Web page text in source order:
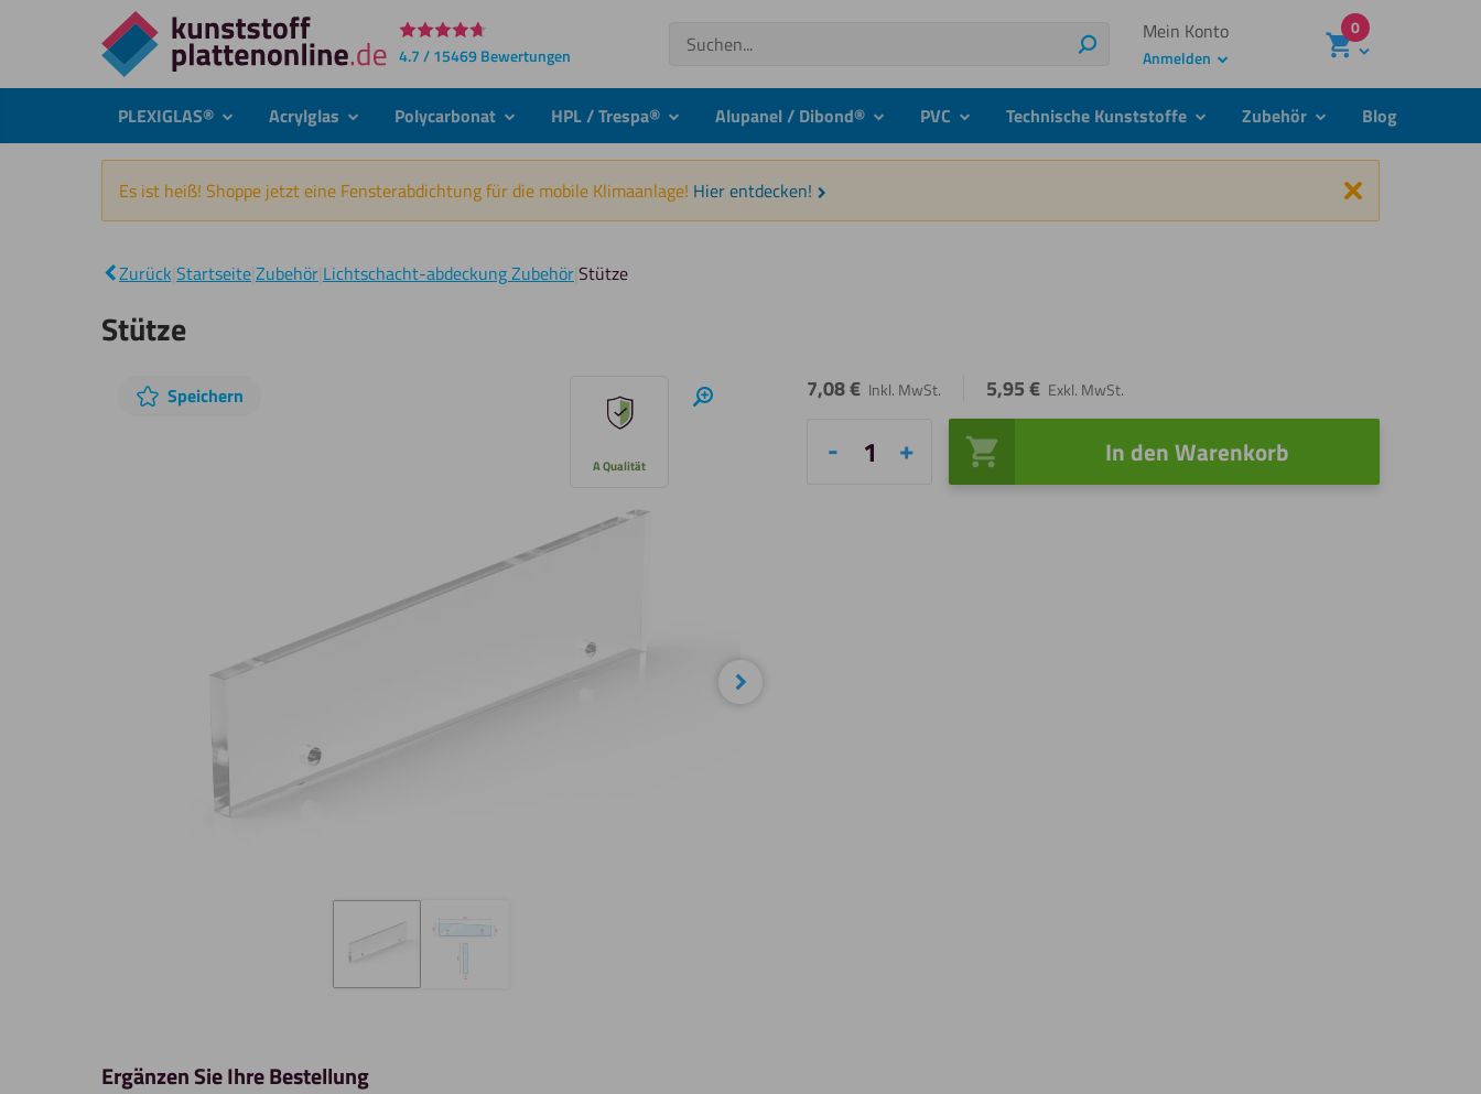
Direkt
zum
4.7 / 15469 Bewertungen
Suchen
Suchen
Mein Konto
Anmelden
0
PLEXIGLAS® submenuAcrylglas submenuPolycarbonat submenuHPL / Trespa® submenuAlupanel / Dibond® submenuPVC submenuTechnische Kunststoffe submenuZubehör submenuBlog
Es ist heiß! Shoppe jetzt eine Fensterabdichtung für die mobile Klimaanlage! Hier entdecken! Schließen
Zurück StartseiteZubehör Lichtschacht-abdeckung ZubehörStütze
Stütze
Diashow
Speichern Hineinzoomen
A Qualität
7,08€ Inkl. MwSt. 5,95€ Exkl. MwSt.
Stütze
In den Warenkorb
Ergänzen Sie Ihre Bestellung